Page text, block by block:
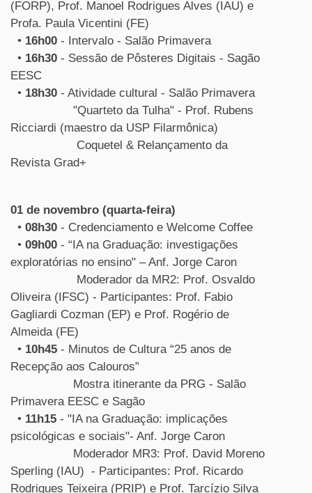
(FORP), Prof. Manoel Rodrigues Alves (IAU) e
Profa. Paula Vicentini (FE)
• 16h00 - Intervalo - Salão Primavera
• 16h30 - Sessão de Pôsteres Digitais - Sagão
EESC
• 18h30 - Atividade cultural - Salão Primavera
"Quarteto da Tulha" - Prof. Rubens
Ricciardi (maestro da USP Filarmônica)
Coquetel & Relançamento da
Revista Grad+
01 de novembro (quarta-feira)
• 08h30 - Credenciamento e Welcome Coffee
• 09h00 - “IA na Graduação: investigações
exploratórias no ensino" – Anf. Jorge Caron
Moderador da MR2: Prof. Osvaldo
Oliveira (IFSC) - Participantes: Prof. Fabio
Gagliardi Cozman (EP) e Prof. Rogério de
Almeida (FE)
• 10h45 - Minutos de Cultura “25 anos de
Recepção aos Calouros”
Mostra itinerante da PRG - Salão
Primavera EESC e Sagão
• 11h15 - "IA na Graduação: implicações
psicológicas e sociais"- Anf. Jorge Caron
Moderador MR3: Prof. David Moreno
Sperling (IAU) - Participantes: Prof. Ricardo
Rodrigues Teixeira (PRIP) e Prof. Tarcízio Silva